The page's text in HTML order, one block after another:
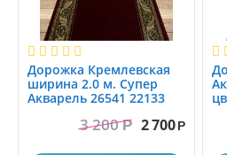
Дорожка Кремлевская
ширина 2.0 м. Супер
Акварель 26541 22133
3 200 Р 2 700 Р